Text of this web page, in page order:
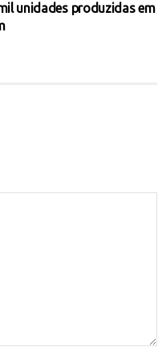
unidades produzidas em